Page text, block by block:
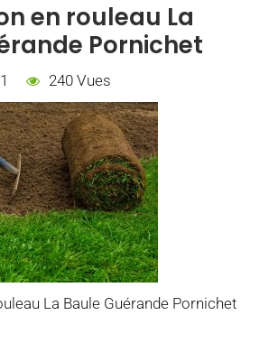
en rouleau La
Pornichet
240 Vues
La Baule Guérande Pornichet